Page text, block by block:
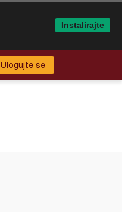
Ulogujte se
Instalirajte